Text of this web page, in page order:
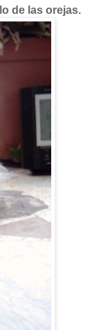
de las orejas.